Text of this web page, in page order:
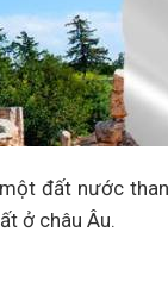
đất nước
ở châu Âu.